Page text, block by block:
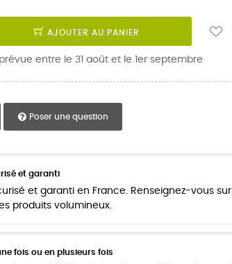
AJOUTER AU PANIER
entre le 31 août et le 1er septembre
Poser une question
et garanti
et garanti en France. Renseignez-vous sur
produits volumineux.
fois ou en plusieurs fois